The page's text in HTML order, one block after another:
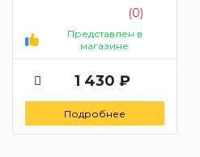
(0)
Представлен в
магазине
1 430 ₽
Подробнее